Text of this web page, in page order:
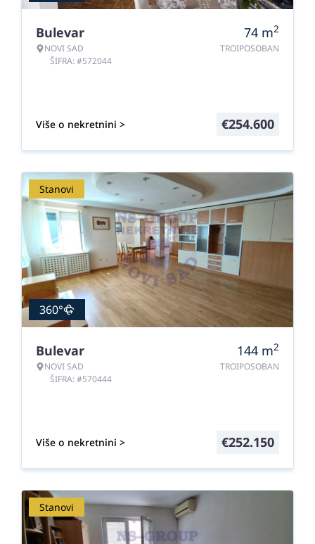
Bulevar
NOVI SAD
ŠIFRA: #572044
74 m2
TROIPOSOBAN
Više o nekretnini > €254.600
Stanovi
360°
Bulevar
NOVI SAD
ŠIFRA: #570444
144 m2
TROIPOSOBAN
Više o nekretnini > €252.150
Stanovi